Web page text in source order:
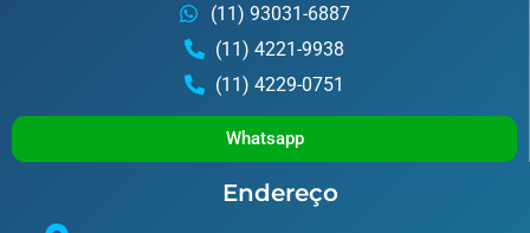
(11) 93031-6887
(11) 4221-9938
(11) 4229-0751
Whatsapp
Endereço